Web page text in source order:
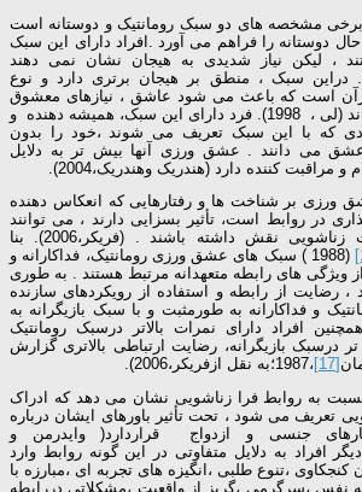
برخی مشخصه های دو سبک رومانتیک و دوستانه است
دوستانه را فراهم می آورد .افراد دارای این سبک
، لیکن نیاز شدیدی به هیجان نشان نمی دهند
و هندریک،1987). دراین سبک ، منطق بر هیجان برتری دارد و نوع
است که باعث می شود عاشق ، نیازهای معشوق
را برنیازهای خود مقدم بداند (لی ، 1998). فرد دارای این سبک، همیشه دهنده و
که با این سبک تعریف می شوند ،خود را بدون
می دانند . عشق ورزی آنها بیش تر به دلایل
کننده دارد (هندریک وهندریک،2004).
ورزی بر شناخت ها و رفتارهایی که انعکاس دهنده
در روابط است، تأثیر بسزایی دارند ، می توانند
درپیش بینی وقوع خیانت زناشویی نقش داشته باشند . (فریکر،2006). بنا
(1988 ) سبک های عشق ورزی رومانتیک، فداکارانه و
از ویژگی های رابطه متعهدانه مرتبط هستند . به طوری
رضایت از رابطه و استفاده از رویکردهای سازنده
و فداکارانه به طورمثبت و با سبک بازیگرانه به
افراد دارای نمرات بالاتر درسبک رومانتیک
تر درسبک بازیگرانه، رضایت ارتباطی بالاتری گزارش
[17]
،1987؛به نقل ازفریکر،2006).
به روابط فرا زناشویی نشان می دهد که ادراک
تعریف می شود ، تحت تأثیر باورهای ایشان درباره
جنسی و ازدواج قراردارد( وایدرمن و
دیگر افراد به دلایل متفاوتی در این گونه روابط وارد
،تنوع طلبی ،انگیزه های تجربه ای ،مبارزه با
نفس ،سرگرمی ،گریز از واقعیت ،مشکلاتی دررابطه